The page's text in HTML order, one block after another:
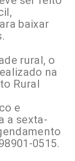
baixar
rural, o
na
Rural
e
a sexta-
0515.